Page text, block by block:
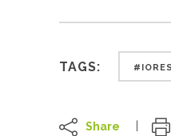
TAGS:
Share